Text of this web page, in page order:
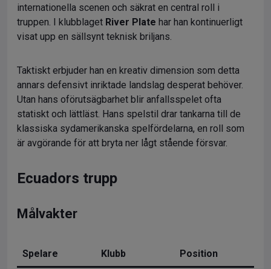
internationella scenen och säkrat en central roll i
truppen. I klubblaget River Plate har han kontinuerligt
visat upp en sällsynt teknisk briljans.
Taktiskt erbjuder han en kreativ dimension som detta
annars defensivt inriktade landslag desperat behöver.
Utan hans oförutsägbarhet blir anfallsspelet ofta
statiskt och lättläst. Hans spelstil drar tankarna till de
klassiska sydamerikanska spelfördelarna, en roll som
är avgörande för att bryta ner lågt stående försvar.
Ecuadors trupp
Målvakter
Spelare Klubb Position